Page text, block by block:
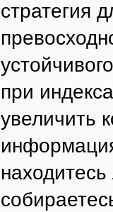
стратегия
при
увеличить